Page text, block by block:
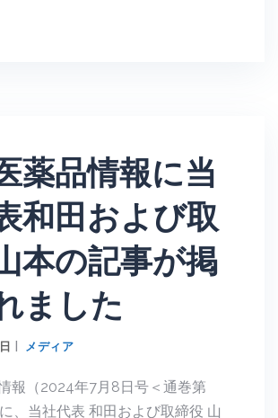
薬品情報に当
和田および取
本の記事が掲
ました
メディア
報（2024年7月8日号＜通巻第
、当社代表 和田および取締役 山